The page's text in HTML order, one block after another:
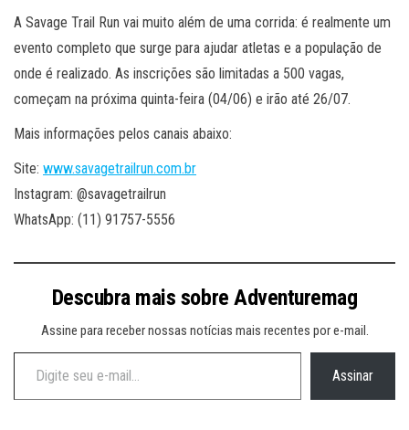
A Savage Trail Run vai muito além de uma corrida: é realmente um
evento completo que surge para ajudar atletas e a população de
onde é realizado. As inscrições são limitadas a 500 vagas,
começam na próxima quinta-feira (04/06) e irão até 26/07.
Mais informações pelos canais abaixo:
Site: www.savagetrailrun.com.br
Instagram: @savagetrailrun
WhatsApp: (11) 91757-5556
Descubra mais sobre Adventuremag
Assine para receber nossas notícias mais recentes por e-mail.
Digite seu e-mail…
Assinar